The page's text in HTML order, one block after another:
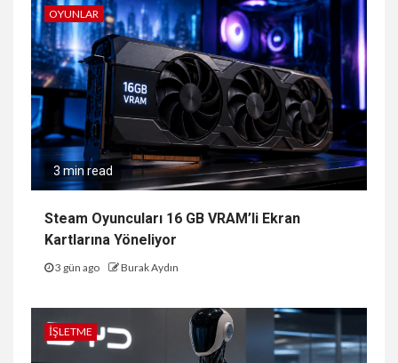
OYUNLAR
3 min read
Steam Oyuncuları 16 GB VRAM’li Ekran
Kartlarına Yöneliyor
3 gün ago Burak Aydın
İŞLETME